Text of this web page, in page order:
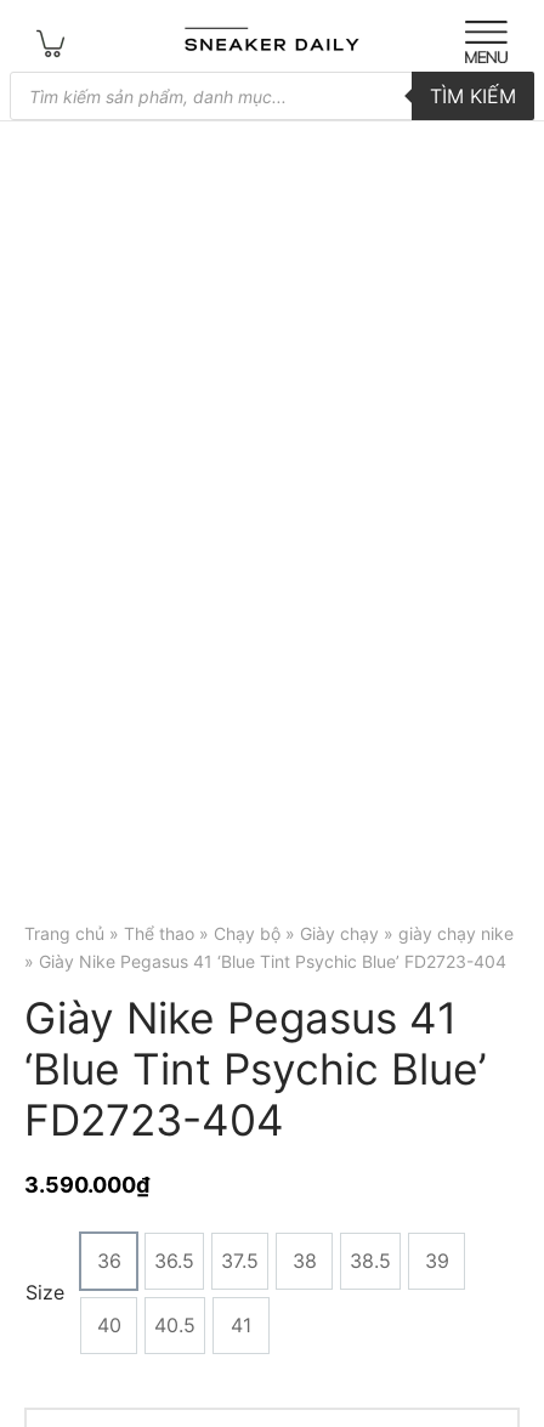
Tìm
kiếm
sản
TÌM KIẾM
Trang chủ » Thể thao » Chạy bộ » Giày chạy » giày chạy nike
» Giày Nike Pegasus 41 ‘Blue Tint Psychic Blue’ FD2723-404
Giày Nike Pegasus 41
‘Blue Tint Psychic Blue’
FD2723-404
3.590.000₫
Size
36 36.5 37.5 38 38.5 39
40 40.5 41